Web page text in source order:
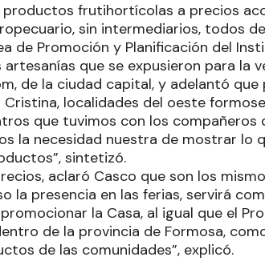
productos frutihortícolas a precios
sin intermediarios, todos
de Promoción y Planificación del
artesanías que se expusieron para la
de la ciudad capital, y adelantó
Cristina, localidades del oeste
que tuvimos con los
la necesidad nuestra de mostrar lo
sintetizó.
aclaró Casco que son los
la presencia en las ferias, servirá
la Casa, al igual que el
de la provincia de Formosa,
de las comunidades”, explicó.